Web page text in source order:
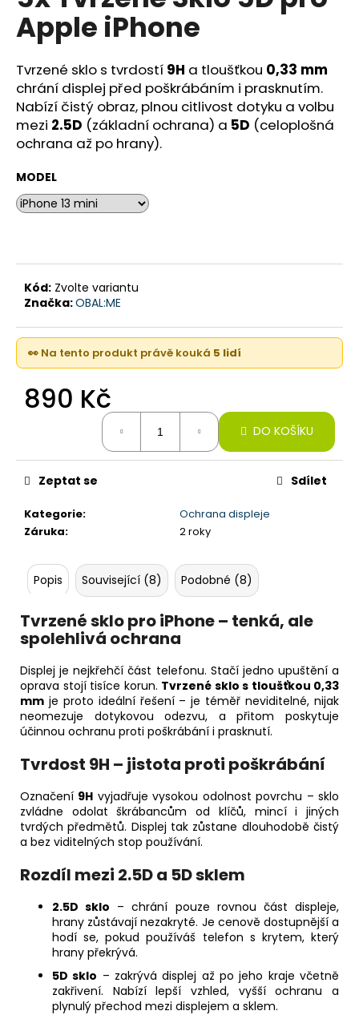
0,0
z
hvězdiček.
Apple iPhone
Tvrzené sklo s tvrdostí 9H a tloušťkou 0,33 mm
chrání displej před poškrábáním i prasknutím.
Nabízí čistý obraz, plnou citlivost dotyku a volbu
mezi 2.5D (základní ochrana) a 5D (celoplošná
ochrana až po hrany).
MODEL
Kód: Zvolte variantu
Značka:OBAL:ME
👀 Na tento produkt právě kouká 5 lidí
890 Kč
DO KOŠÍKU
Kategorie:
Ochrana displeje
Záruka: 2 roky
Zeptat se Sdílet
Popis Související (8) Podobné (8)
Tvrzené sklo pro iPhone – tenká, ale
spolehlivá ochrana
Displej je nejkřehčí část telefonu. Stačí jedno upuštění a
oprava stojí tisíce korun. Tvrzené sklo s tloušťkou 0,33
mm je proto ideální řešení – je téměř neviditelné, nijak
neomezuje dotykovou odezvu, a přitom poskytuje
účinnou ochranu proti poškrábání i prasknutí.
Tvrdost 9H – jistota proti poškrábání
Označení 9H vyjadřuje vysokou odolnost povrchu – sklo
zvládne odolat škrábancům od klíčů, mincí i jiných
tvrdých předmětů. Displej tak zůstane dlouhodobě čistý
a bez viditelných stop používání.
Rozdíl mezi 2.5D a 5D sklem
2.5D sklo – chrání pouze rovnou část displeje,
hrany zůstávají nezakryté. Je cenově dostupnější a
hodí se, pokud používáš telefon s krytem, který
hrany překrývá.
5D sklo – zakrývá displej až po jeho kraje včetně
zakřivení. Nabízí lepší vzhled, vyšší ochranu a
plynulý přechod mezi displejem a sklem.
a
j
í
t
?
p
o
r
u
č
WATCH
46MM,
(STAV
A)
990
Kč
Původně:
990
Kč